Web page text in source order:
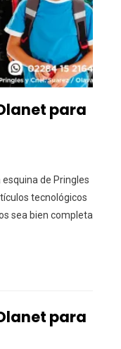
para
de Pringles
tecnológicos
sea bien completa
para